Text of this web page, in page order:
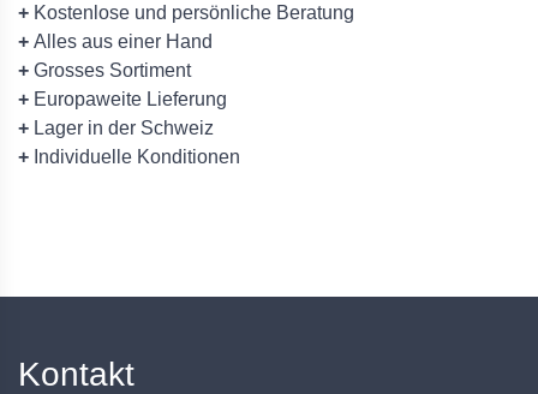
+ Kostenlose und persönliche Beratung
+ Alles aus einer Hand
+ Grosses Sortiment
+ Europaweite Lieferung
+ Lager in der Schweiz
+ Individuelle Konditionen
Kontakt